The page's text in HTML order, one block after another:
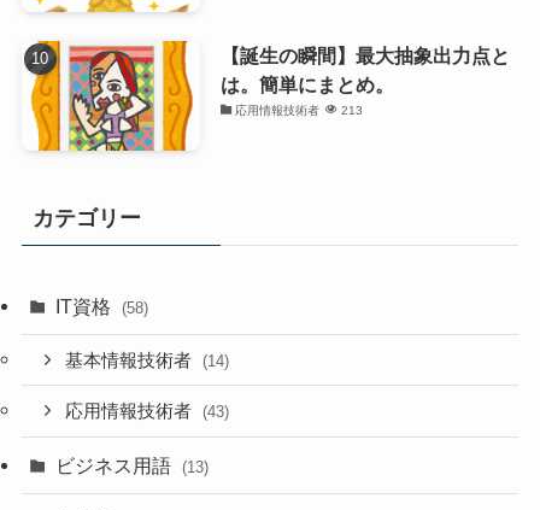
【誕生の瞬間】最大抽象出力点と
は。簡単にまとめ。
応用情報技術者 213
カテゴリー
IT資格 (58)
基本情報技術者 (14)
応用情報技術者 (43)
ビジネス用語 (13)